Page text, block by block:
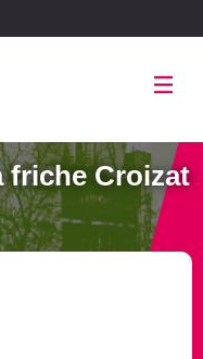
friche Croizat